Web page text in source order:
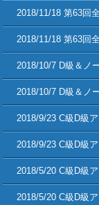
2018/11/18 第63回
2018/11/18 第63回
2018/10/7 D級＆ノ
2018/10/7 D級＆ノ
2018/9/23 C級D級
2018/9/23 C級D級
2018/5/20 C級D級
2018/5/20 C級D級